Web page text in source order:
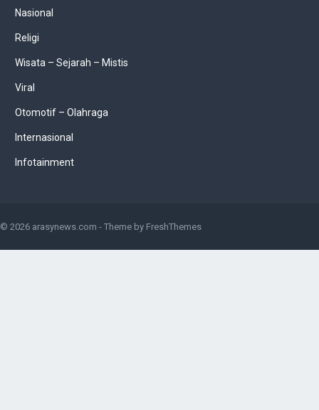
Nasional
Religi
Wisata – Sejarah – Mistis
Viral
Otomotif – Olahraga
Internasional
Infotainment
© 2026 arasynews.com - Theme by FreshThemes